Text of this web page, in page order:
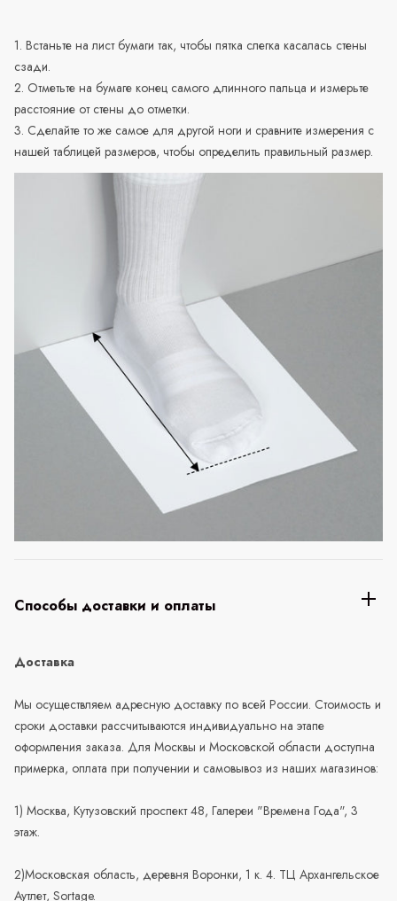
1. Встаньте на лист бумаги так, чтобы пятка слегка касалась стены
сзади.
2. Отметьте на бумаге конец самого длинного пальца и измерьте
расстояние от стены до отметки.
3. Сделайте то же самое для другой ноги и сравните измерения с
нашей таблицей размеров, чтобы определить правильный размер.
Способы доставки и оплаты
Доставка
Мы осуществляем адресную доставку по всей России. Стоимость и
сроки доставки рассчитываются индивидуально на этапе
оформления заказа. Для Москвы и Московской области доступна
примерка, оплата при получении и самовывоз из наших магазинов:
1) Москва, Кутузовский проспект 48, Галереи "Времена Года", 3
этаж.
2)Московская область, деревня Воронки, 1 к. 4. ТЦ Архангельское
Аутлет, Sortage.